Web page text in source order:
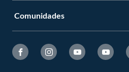
Comunidades